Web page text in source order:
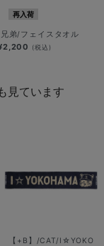
再入荷
弟/フェイスタオル
(税込)
見ています
【+B】/CAT/I☆YOKO